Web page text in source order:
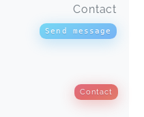
Contact
Send message
Contact